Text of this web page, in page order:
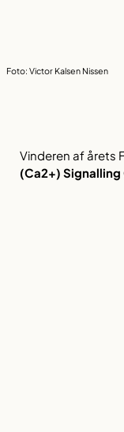
Foto: Victor Kalsen Nissen
Vinderen af årets
(Ca2+) Signalling